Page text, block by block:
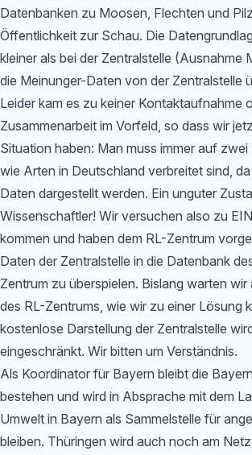
Datenbanken zu Moosen, Flechten und
Öffentlichkeit zur Schau. Die
kleiner als bei der Zentralstelle (Ausnahme
die Meinunger-Daten von der Zentralstelle
Leider kam es zu keiner Kontaktaufnahme
Zusammenarbeit im Vorfeld, so dass wir
Situation haben: Man muss immer auf
wie Arten in Deutschland verbreitet sind,
Daten dargestellt werden. Ein unguter
Wissenschaftler! Wir versuchen also zu
kommen und haben dem RL-Zentrum
Daten der Zentralstelle in die Datenbank
Zentrum zu überspielen. Bislang warten
des RL-Zentrums, wie wir zu einer Lösung
kostenlose Darstellung der Zentralstelle
eingeschränkt. Wir bitten um Verständnis.
Als Koordinator für Bayern bleibt die
bestehen und wird in Absprache mit dem
Umwelt in Bayern als Sammelstelle für
bleiben. Thüringen wird auch noch am